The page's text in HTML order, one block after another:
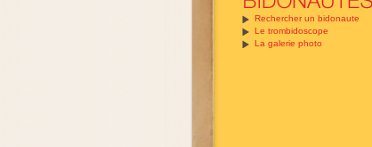
Rechercher un bidonaute
Le trombidoscope
La galerie photo